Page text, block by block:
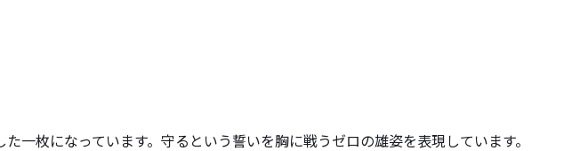
枚になっています。守るという誓いを胸に戦うゼロの雄姿を表現しています。